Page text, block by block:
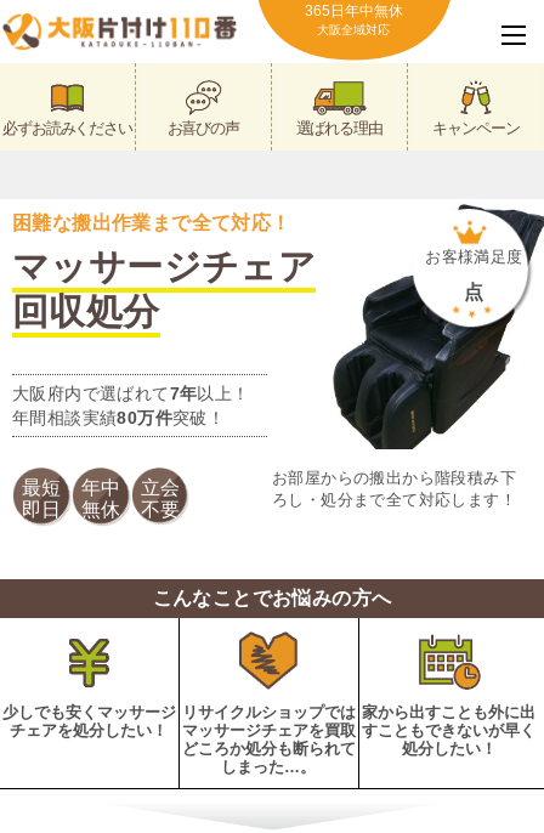
365日年中無休
大阪全域対応
必ずお読みください お喜びの声 選ばれる理由 キャンペーン
困難な搬出作業まで全て対応！
マッサージチェア
回収処分
大阪府内で選ばれて7年以上！
年間相談実績80万件突破！
お客様満足度
点
最短
即日
年中
無休
立会
不要
お部屋からの搬出から階段積み下
ろし・処分まで全て対応します！
こんなことでお悩みの方へ
少しでも安くマッサージ
チェアを処分したい！
リサイクルショップでは
マッサージチェアを買取
どころか処分も断られて
しまった…。
家から出すことも外に出
すこともできないが早く
処分したい！